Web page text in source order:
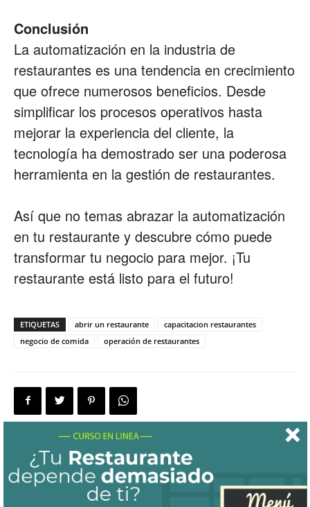
Conclusión
La automatización en la industria de
restaurantes es una tendencia en crecimiento
que ofrece numerosos beneficios. Desde
simplificar los procesos operativos hasta
mejorar la experiencia del cliente, la
tecnología ha demostrado ser una poderosa
herramienta en la gestión de restaurantes.
Así que no temas abrazar la automatización
en tu restaurante y descubre cómo puede
transformar tu negocio para mejor. ¡Tu
restaurante está listo para el futuro!
ETIQUETAS abrir un restaurante
capacitacion restaurantes
negocio de comida
operación de restaurantes
Artículo anterior
Bajo presión: Cómo mantener
la calma en la cocina de tu
¿Qué hacer cuando te falta
personal en tu restaurante?